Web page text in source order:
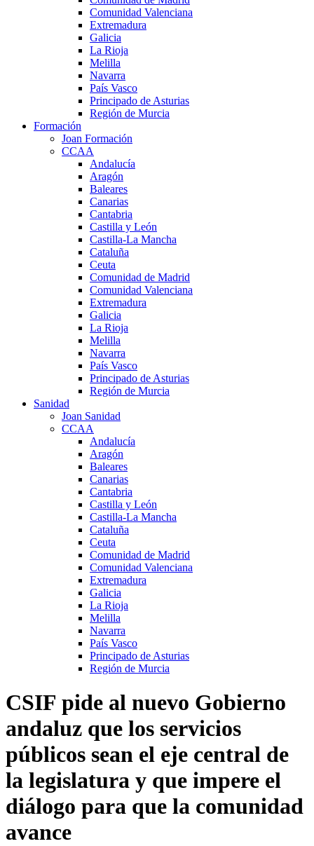
Comunidad Valenciana
Extremadura
Galicia
La Rioja
Melilla
Navarra
País Vasco
Principado de Asturias
Región de Murcia
Formación
Joan Formación
CCAA
Andalucía
Aragón
Baleares
Canarias
Cantabria
Castilla y León
Castilla-La Mancha
Cataluña
Ceuta
Comunidad de Madrid
Comunidad Valenciana
Extremadura
Galicia
La Rioja
Melilla
Navarra
País Vasco
Principado de Asturias
Región de Murcia
Sanidad
Joan Sanidad
CCAA
Andalucía
Aragón
Baleares
Canarias
Cantabria
Castilla y León
Castilla-La Mancha
Cataluña
Ceuta
Comunidad de Madrid
Comunidad Valenciana
Extremadura
Galicia
La Rioja
Melilla
Navarra
País Vasco
Principado de Asturias
Región de Murcia
CSIF pide al nuevo Gobierno
andaluz que los servicios
públicos sean el eje central de
la legislatura y que impere el
diálogo para que la comunidad
avance